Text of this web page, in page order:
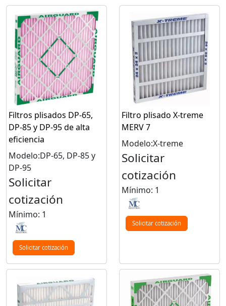
Filtros plisados DP-65,
DP-85 y DP-95 de alta
eficiencia
Modelo:DP-65, DP-85 y
DP-95
Solicitar
cotización
Mínimo: 1
Solicitar cotización
Filtro plisado X-treme
MERV 7
Modelo:X-treme
Solicitar
cotización
Mínimo: 1
Solicitar cotización